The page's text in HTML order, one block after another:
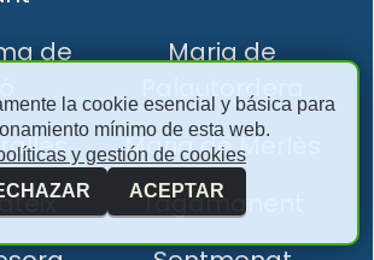
de
Maria de
Palautordera
Maria de Merlès
Tagamanent
la cookie esencial y básica para
mínimo de esta web.
y gestión de cookies
ACEPTAR